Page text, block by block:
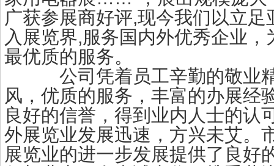
广获参展商好评,现今我们以立足
入展览界,服务国内外优秀企业
最优质的服务。
公司凭着员工辛勤的敬业精
风，优质的服务，丰富的办展经
良好的信誉，得到业内人士的认
外展览业发展迅速，方兴未艾。
展览业的进一步发展提供了良好